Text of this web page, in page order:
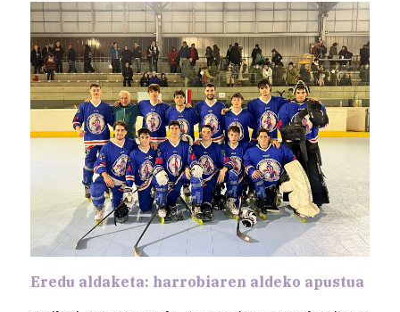
Eredu aldaketa: harrobiaren aldeko apustua